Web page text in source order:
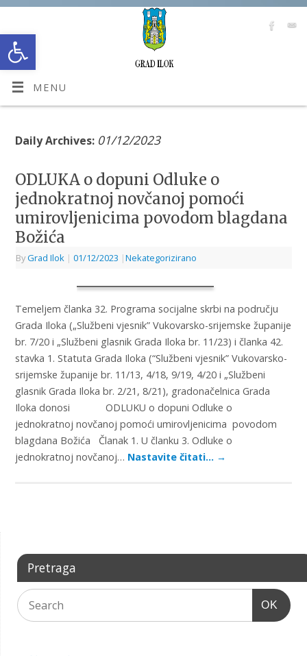
Open toolbar
MENU
Daily Archives: 01/12/2023
ODLUKA o dopuni Odluke o
jednokratnoj novčanoj pomoći
umirovljenicima povodom blagdana
Božića
ByGrad Ilok | 01/12/2023 |Nekategorizirano
Temeljem članka 32. Programa socijalne skrbi na području
Grada Iloka („Službeni vjesnik” Vukovarsko-srijemske županije
br. 7/20 i „Službeni glasnik Grada Iloka br. 11/23) i članka 42.
stavka 1. Statuta Grada Iloka (“Službeni vjesnik” Vukovarsko-
srijemske županije br. 11/13, 4/18, 9/19, 4/20 i „Službeni
glasnik Grada Iloka br. 2/21, 8/21), gradonačelnica Grada
Iloka donosi ODLUKU o dopuni Odluke o
jednokratnoj novčanoj pomoći umirovljenicima povodom
blagdana Božića Članak 1. U članku 3. Odluke o
jednokratnoj novčanoj… Nastavite čitati… →
Pretraga
OK